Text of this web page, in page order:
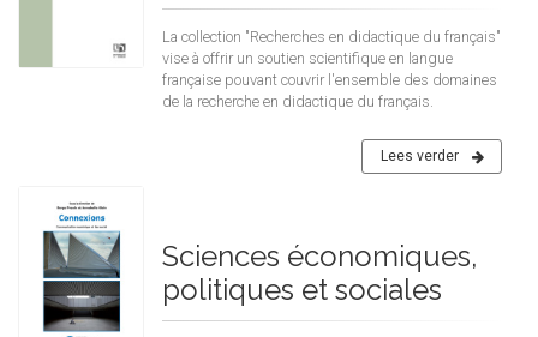
La collection "Recherches en didactique du français"
vise à offrir un soutien scientifique en langue
française pouvant couvrir l'ensemble des domaines
de la recherche en didactique du français.
Lees verder
Sciences économiques,
politiques et sociales